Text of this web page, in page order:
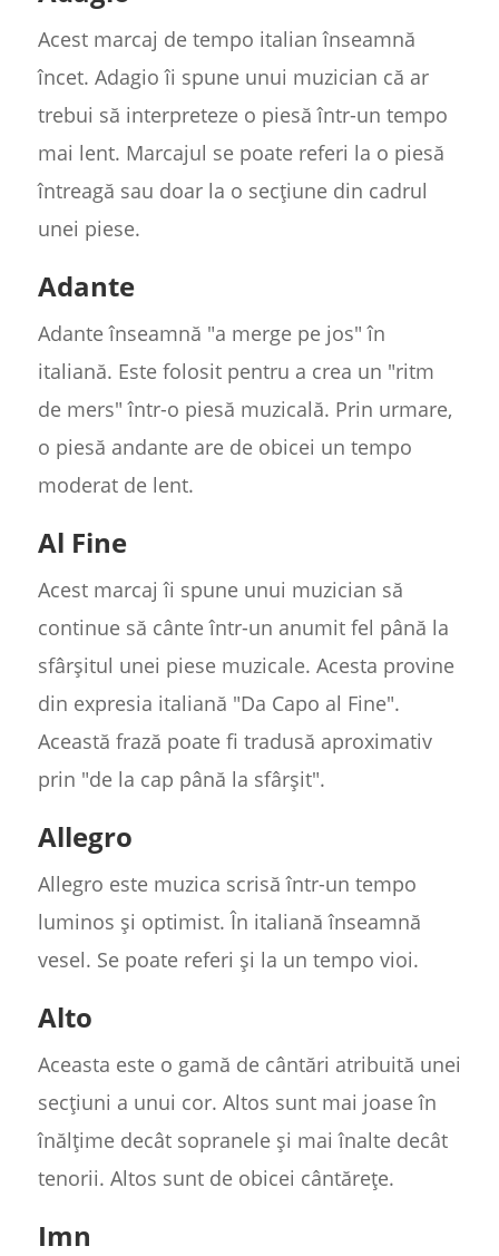
Acest marcaj de tempo italian înseamnă
încet. Adagio îi spune unui muzician că ar
trebui să interpreteze o piesă într-un tempo
mai lent. Marcajul se poate referi la o piesă
întreagă sau doar la o secțiune din cadrul
unei piese.
Adante
Adante înseamnă "a merge pe jos" în
italiană. Este folosit pentru a crea un "ritm
de mers" într-o piesă muzicală. Prin urmare,
o piesă andante are de obicei un tempo
moderat de lent.
Al Fine
Acest marcaj îi spune unui muzician să
continue să cânte într-un anumit fel până la
sfârșitul unei piese muzicale. Acesta provine
din expresia italiană "Da Capo al Fine".
Această frază poate fi tradusă aproximativ
prin "de la cap până la sfârșit".
Allegro
Allegro este muzica scrisă într-un tempo
luminos și optimist. În italiană înseamnă
vesel. Se poate referi și la un tempo vioi.
Alto
Aceasta este o gamă de cântări atribuită unei
secțiuni a unui cor. Altos sunt mai joase în
înălțime decât sopranele și mai înalte decât
tenorii. Altos sunt de obicei cântărețe.
Imn